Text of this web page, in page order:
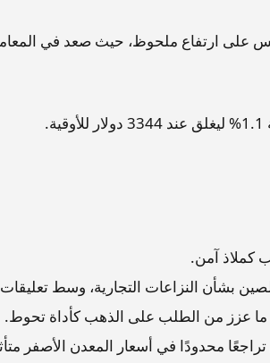
كملاذ آمن.
بشأن النزاعات التجارية، وسط
ما عزز من الطلب على الذهب كأداة تحوط.
محدودًا في أسعار المعدن الأصفر